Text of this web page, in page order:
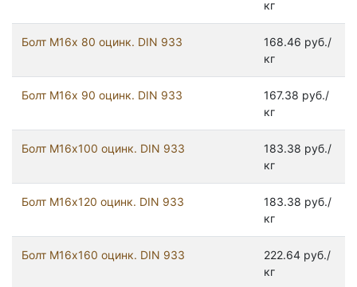
кг
Болт М16х 80 оцинк. DIN 933
168.46 руб./
кг
Болт М16х 90 оцинк. DIN 933
167.38 руб./
кг
Болт М16х100 оцинк. DIN 933
183.38 руб./
кг
Болт М16х120 оцинк. DIN 933
183.38 руб./
кг
Болт М16х160 оцинк. DIN 933
222.64 руб./
кг